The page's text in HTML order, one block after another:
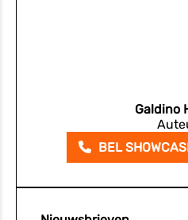
Galdino
BEL